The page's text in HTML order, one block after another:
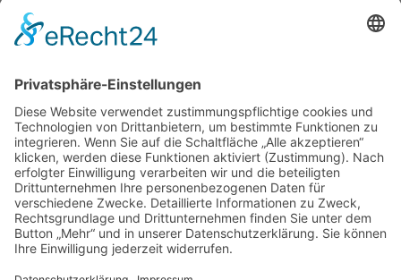
Folgt uns auf Instagram!
Wir freuen uns auf Euren Besuch!
Besucht uns auf YouTube!